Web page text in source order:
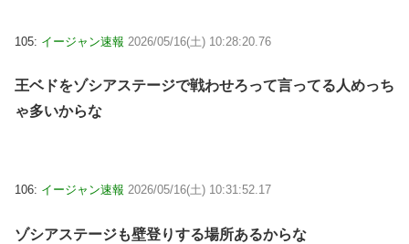
105: イージャン速報 2026/05/16(土) 10:28:20.76
王ベドをゾシアステージで戦わせろって言ってる人めっち
ゃ多いからな
106: イージャン速報 2026/05/16(土) 10:31:52.17
ゾシアステージも壁登りする場所あるからな